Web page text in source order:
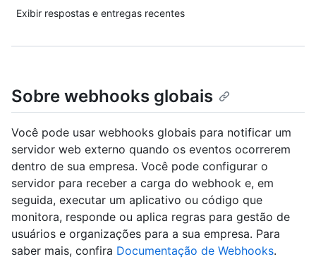
Exibir respostas e entregas recentes
Sobre webhooks globais
Você pode usar webhooks globais para notificar um
servidor web externo quando os eventos ocorrerem
dentro de sua empresa. Você pode configurar o
servidor para receber a carga do webhook e, em
seguida, executar um aplicativo ou código que
monitora, responde ou aplica regras para gestão de
usuários e organizações para a sua empresa. Para
saber mais, confira Documentação de Webhooks.